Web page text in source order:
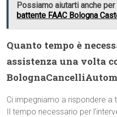
Possiamo aiutarti anche per
battente FAAC Bologna
Quanto tempo è
assistenza una volta
Ci impegniamo a rispondere a
Il tempo necessario per